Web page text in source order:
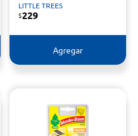
LITTLE TREES
$229
Agregar